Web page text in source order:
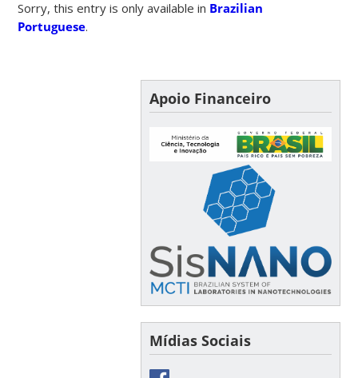
Sorry, this entry is only available in Brazilian
Portuguese.
Apoio Financeiro
Mídias Sociais